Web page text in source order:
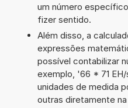
um número
fizer sentido.
Além disso, a
expressões
possível contabilizar
exemplo, '66 * 71
unidades de medida
outras diretamente